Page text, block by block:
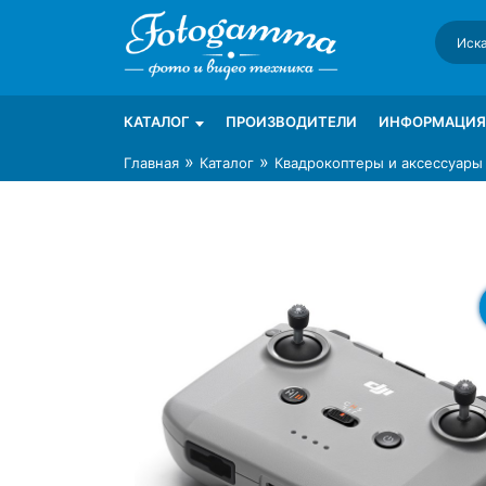
Интернет-магазин фототехники Foto-
Магазин фотоаксессуаров foto-gamma.ru
КАТАЛОГ ПРОИЗВОДИТЕЛИ ИНФОРМАЦИЯ
Главная » Каталог » Квадрокоптеры и аксессуары